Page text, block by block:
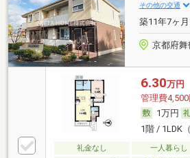
その他の交通
築11年7ヶ
京都府
6.30万円
管理費4,500
1万円
1階 / 1LDK
礼金なし 一人暮らし